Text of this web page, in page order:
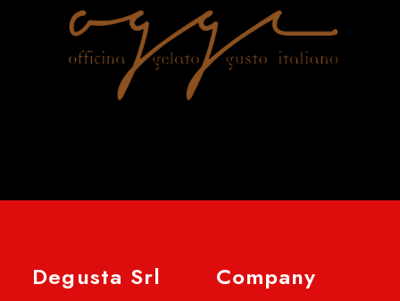
Degusta Srl Company